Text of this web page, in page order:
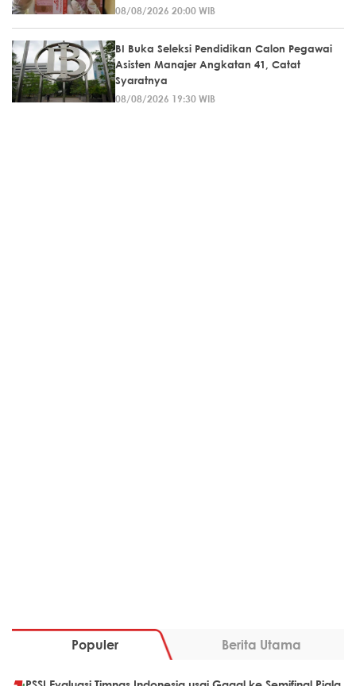
08/08/2026 20:00 WIB
BI Buka Seleksi Pendidikan Calon Pegawai
Asisten Manajer Angkatan 41, Catat
Syaratnya
08/08/2026 19:30 WIB
Populer Berita Utama